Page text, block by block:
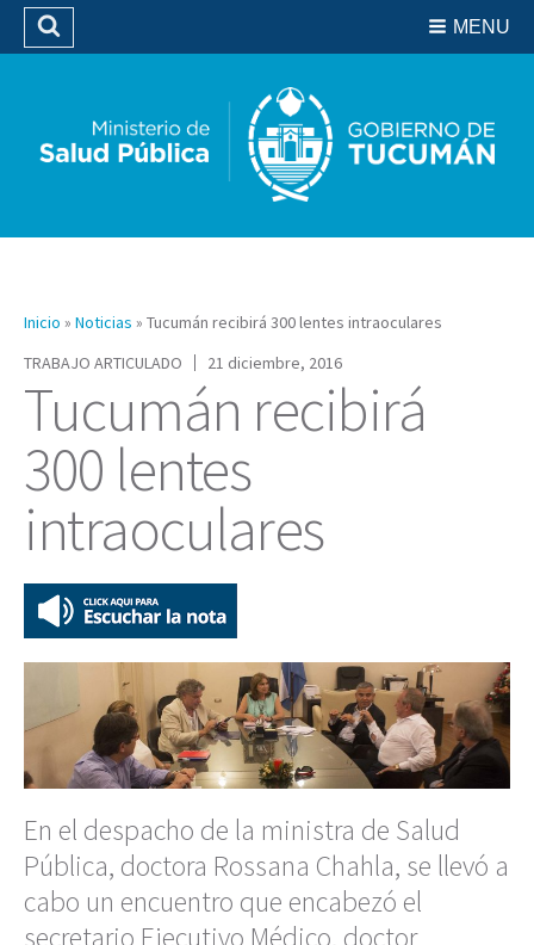
Biblioteca
MENU
Buscar
Inicio » Noticias » Tucumán recibirá 300 lentes intraoculares
TRABAJO ARTICULADO
21 diciembre, 2016
Tucumán recibirá
300 lentes
intraoculares
En el despacho de la ministra de Salud
Pública, doctora Rossana Chahla, se llevó a
cabo un encuentro que encabezó el
secretario Ejecutivo Médico, doctor